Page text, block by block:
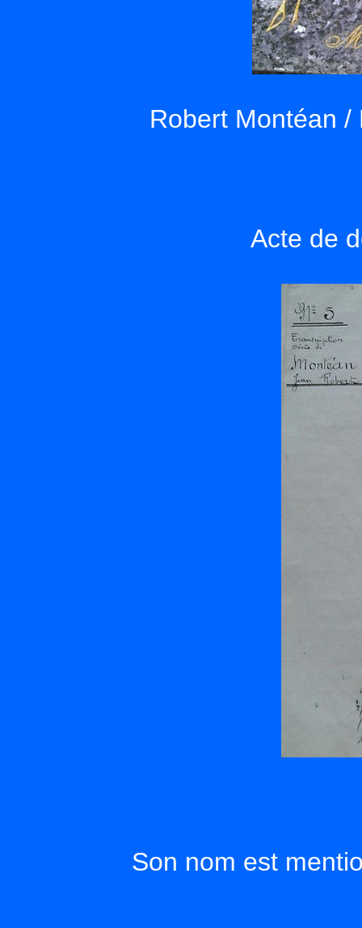
Robert Montéan
Acte de
Son nom est